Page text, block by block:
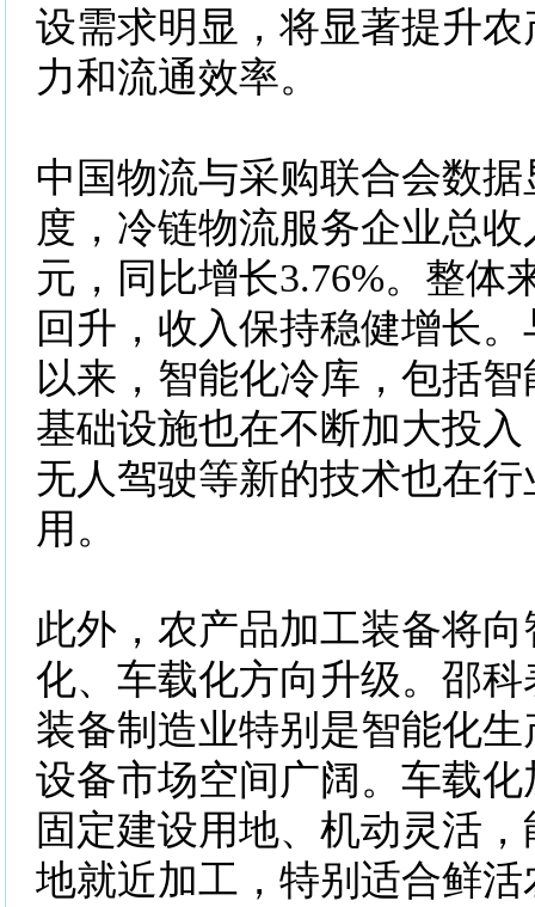
设需求明显，将显著提升
力和流通效率。
中国物流与采购联合会数
度，冷链物流服务企业总收
元，同比增长3.76%。整体
回升，收入保持稳健增长
以来，智能化冷库，包括
基础设施也在不断加大投
无人驾驶等新的技术也在
用。
此外，农产品加工装备将
化、车载化方向升级。邵
装备制造业特别是智能化
设备市场空间广阔。车载
固定建设用地、机动灵活
地就近加工，特别适合鲜